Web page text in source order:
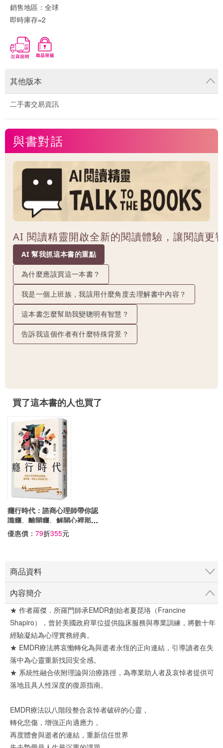
銷售地區： 全球
即時庫存=2
其他版本
二手書交易資訊
與書對話
AI 閱讀精靈開啟全新的閱讀體驗，讓閱讀更
AI 幫我抓這本書的重點
為什麼應該買這一本書？
我是一個上班族，我該用什麼角度去理解書中內容？
這本書怎麼幫助我變聰明有智慧？
告訴我這個作者有什麼特殊背景？
買了這本書的人也買了
癮行時代：諮商心理師帶你認
識癮、離開癮、解開心裡那個
「隱」
優惠價： 79折355元
商品資料
內容簡介
★ 作者羅傑．所羅門師承EMDR創始者夏琵珞（Francine
Shapiro），曾於美國政府單位提供臨床服務與專業訓練，將數十年
經驗凝結為心理實務經典。
★ EMDR療法將哀慟轉化為與逝者永恆的正向連結，引導讀者在失
落中為心靈重新找回安全感。
★ 系統性融合依附理論與治療路徑，為專業助人者及哀悼者提供可
落地且具人性深度的復原指南。
EMDR療法以八階段整合哀悼者破碎的心靈，
轉化悲傷，增強正向適應力，
再度體會與逝者的連結，重新信任世界